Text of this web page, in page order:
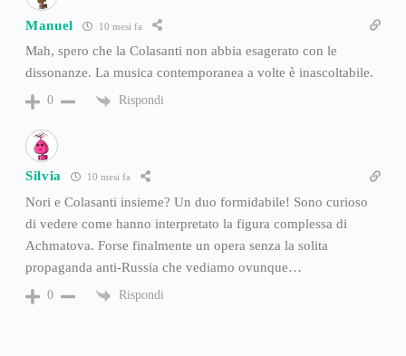
Manuel 10 mesi fa
Mah, spero che la Colasanti non abbia esagerato con le
dissonanze. La musica contemporanea a volte è inascoltabile.
0 Rispondi
Silvia 10 mesi fa
Nori e Colasanti insieme? Un duo formidabile! Sono curioso
di vedere come hanno interpretato la figura complessa di
Achmatova. Forse finalmente un opera senza la solita
propaganda anti-Russia che vediamo ovunque…
0 Rispondi